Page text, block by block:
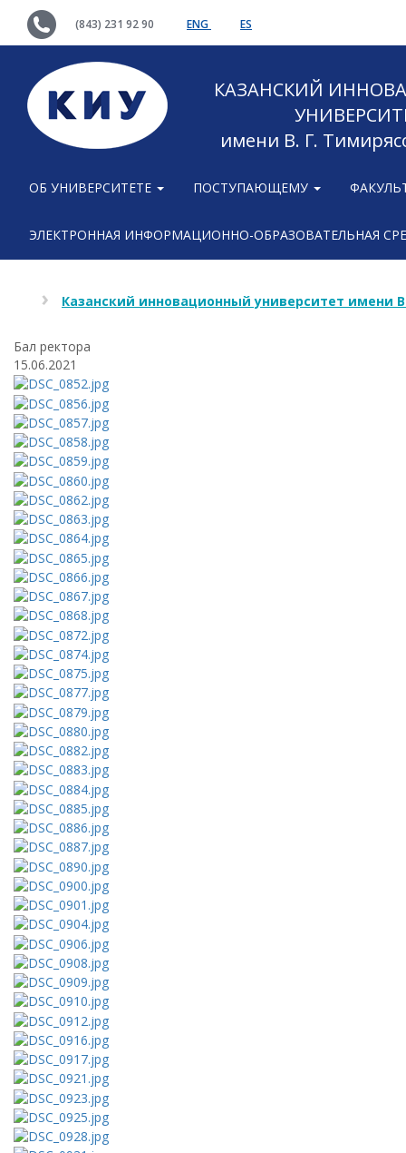
(843) 231 92 90 ENG ES
КАЗАНСКИЙ
имени В. Г.
ОБ УНИВЕРСИТЕТЕ ПОСТУПАЮЩЕМУ
ЭЛЕКТРОННАЯ ИНФОРМАЦИОННО-ОБРАЗОВАТЕЛЬНАЯ
Казанский инновационный университет имени
Бал ректора
15.06.2021